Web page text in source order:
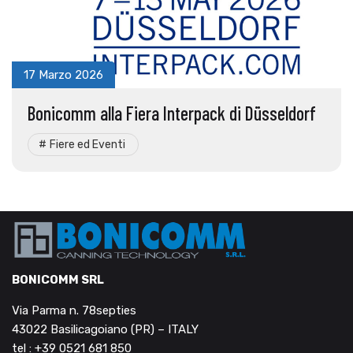
17 Marzo 2026
Bonicomm alla Fiera Interpack di Düsseldorf
Fiere ed Eventi
BONICOMM SRL
Via Parma n. 78septies
43022 Basilicagoiano (PR) – ITALY
tel : +39 0521 681 850